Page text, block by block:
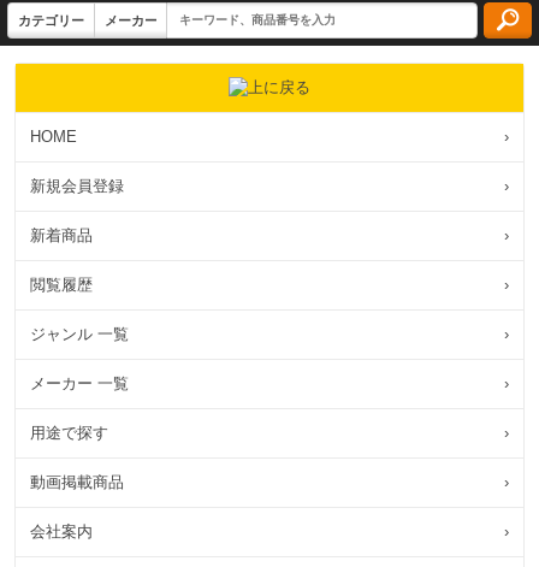
HOME ›
新規会員登録 ›
新着商品 ›
閲覧履歴 ›
ジャンル 一覧 ›
メーカー 一覧 ›
用途で探す ›
動画掲載商品 ›
会社案内 ›